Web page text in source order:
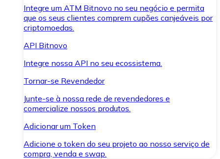
Integre um ATM Bitnovo no seu negócio e permita
que os seus clientes comprem cupões canjeáveis por
criptomoedas.
API Bitnovo
Integre nossa API no seu ecossistema.
Tornar-se Revendedor
Junte-se à nossa rede de revendedores e
comercialize nossos produtos.
Adicionar um Token
Adicione o token do seu projeto ao nosso serviço de
compra, venda e swap.